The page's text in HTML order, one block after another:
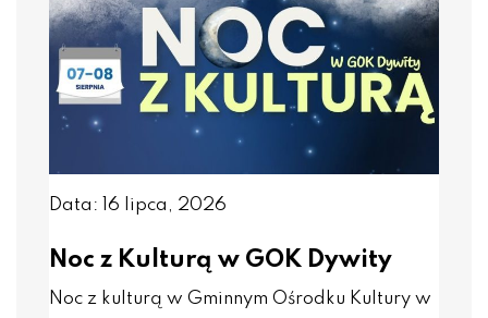
Data: 16 lipca, 2026
Noc z Kulturą w GOK Dywity
Noc z kulturą w Gminnym Ośrodku Kultury w